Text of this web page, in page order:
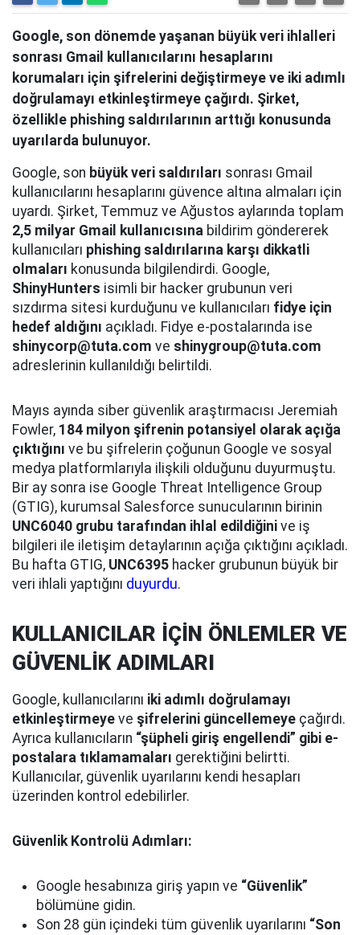
Google, son dönemde yaşanan büyük veri ihlalleri
sonrası Gmail kullanıcılarını hesaplarını
korumaları için şifrelerini değiştirmeye ve iki adımlı
doğrulamayı etkinleştirmeye çağırdı. Şirket,
özellikle phishing saldırılarının arttığı konusunda
uyarılarda bulunuyor.
Google, son büyük veri saldırıları sonrası Gmail
kullanıcılarını hesaplarını güvence altına almaları için
uyardı. Şirket, Temmuz ve Ağustos aylarında toplam
2,5 milyar Gmail kullanıcısına bildirim göndererek
kullanıcıları phishing saldırılarına karşı dikkatli
olmaları konusunda bilgilendirdi. Google,
ShinyHunters isimli bir hacker grubunun veri
sızdırma sitesi kurduğunu ve kullanıcıları fidye için
hedef aldığını açıkladı. Fidye e-postalarında ise
shinycorp@tuta.com ve shinygroup@tuta.com
adreslerinin kullanıldığı belirtildi.
Mayıs ayında siber güvenlik araştırmacısı Jeremiah
Fowler, 184 milyon şifrenin potansiyel olarak açığa
çıktığını ve bu şifrelerin çoğunun Google ve sosyal
medya platformlarıyla ilişkili olduğunu duyurmuştu.
Bir ay sonra ise Google Threat Intelligence Group
(GTIG), kurumsal Salesforce sunucularının birinin
UNC6040 grubu tarafından ihlal edildiğini ve iş
bilgileri ile iletişim detaylarının açığa çıktığını açıkladı.
Bu hafta GTIG, UNC6395 hacker grubunun büyük bir
veri ihlali yaptığını duyurdu.
KULLANICILAR İÇİN ÖNLEMLER VE
GÜVENLİK ADIMLARI
Google, kullanıcılarını iki adımlı doğrulamayı
etkinleştirmeye ve şifrelerini güncellemeye çağırdı.
Ayrıca kullanıcıların “şüpheli giriş engellendi” gibi e-
postalara tıklamamaları gerektiğini belirtti.
Kullanıcılar, güvenlik uyarılarını kendi hesapları
üzerinden kontrol edebilirler.
Güvenlik Kontrolü Adımları:
Google hesabınıza giriş yapın ve “Güvenlik”
bölümüne gidin.
Son 28 gün içindeki tüm güvenlik uyarılarını “Son